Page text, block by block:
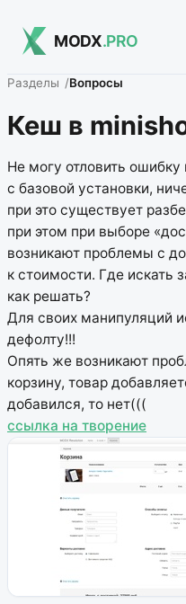
MODX.PRO
Разделы Вопросы
Кеш в
Не могу отловить
с базовой установки,
при это существует
при этом при выборе
возникают проблемы с
к стоимости. Где искать
как решать?
Для своих манипуляций
дефолту!!!
Опять же возникают
корзину, товар
добавился, то нет(((
ссылка на творение